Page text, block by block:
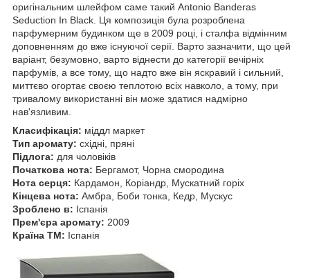
оригінальним шлейфом саме такий Antonio Banderas
Seduction In Black. Ця композиція була розроблена
парфумерним будинком ще в 2009 році, і сталфа відмінним
доповненням до вже існуючої серії. Варто зазначити, що цей
варіант, безумовно, варто віднести до категорії вечірніх
парфумів, а все тому, що надто вже він яскравий і сильний,
миттєво огортає своєю теплотою всіх навколо, а тому, при
тривалому використанні він може здатися надмірно
нав'язливим.
Класифікація: міддл маркет
Тип аромату: східні, пряні
Підлога: для чоловіків
Початкова нота: Бергамот, Чорна смородина
Нота серця: Кардамон, Коріандр, Мускатний горіх
Кінцева нота: Амбра, Боби тонка, Кедр, Мускус
Зроблено в: Іспанія
Прем'єра аромату: 2009
Країна ТМ: Іспанія